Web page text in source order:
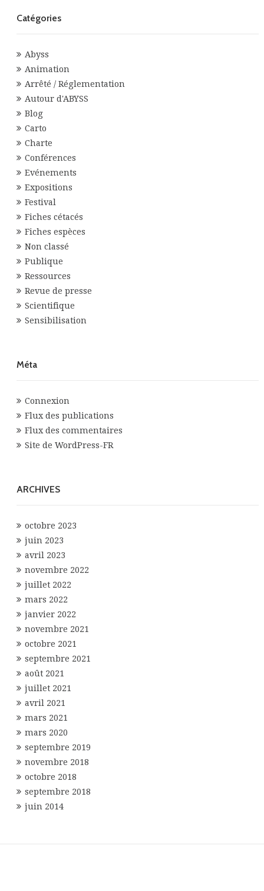
Catégories
Abyss
Animation
Arrêté / Réglementation
Autour d'ABYSS
Blog
Carto
Charte
Conférences
Evénements
Expositions
Festival
Fiches cétacés
Fiches espèces
Non classé
Publique
Ressources
Revue de presse
Scientifique
Sensibilisation
Méta
Connexion
Flux des publications
Flux des commentaires
Site de WordPress-FR
ARCHIVES
octobre 2023
juin 2023
avril 2023
novembre 2022
juillet 2022
mars 2022
janvier 2022
novembre 2021
octobre 2021
septembre 2021
août 2021
juillet 2021
avril 2021
mars 2021
mars 2020
septembre 2019
novembre 2018
octobre 2018
septembre 2018
juin 2014